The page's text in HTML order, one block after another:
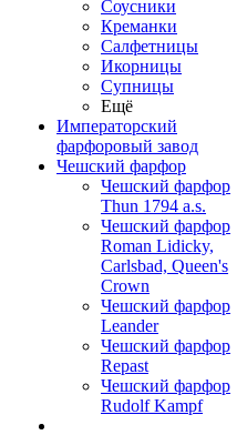
Соусники
Креманки
Салфетницы
Икорницы
Супницы
Ещё
Императорский
фарфоровый завод
Чешский фарфор
Чешский фарфор
Thun 1794 a.s.
Чешский фарфор
Roman Lidicky,
Carlsbad, Queen's
Crown
Чешский фарфор
Leander
Чешский фарфор
Repast
Чешский фарфор
Rudolf Kampf